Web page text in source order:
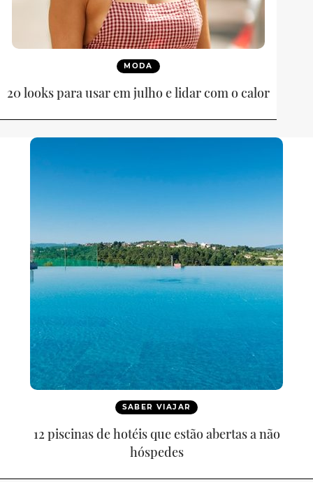
MODA
20 looks para usar em julho e lidar com o calor
SABER VIAJAR
12 piscinas de hotéis que estão abertas a não
hóspedes